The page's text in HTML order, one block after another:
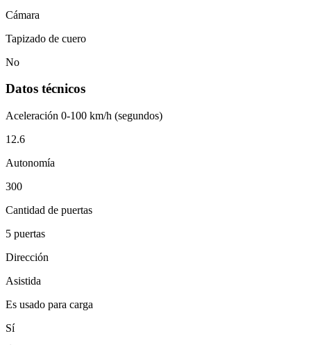
Cámara
Tapizado de cuero
No
Datos técnicos
Aceleración 0-100 km/h (segundos)
12.6
Autonomía
300
Cantidad de puertas
5 puertas
Dirección
Asistida
Es usado para carga
Sí